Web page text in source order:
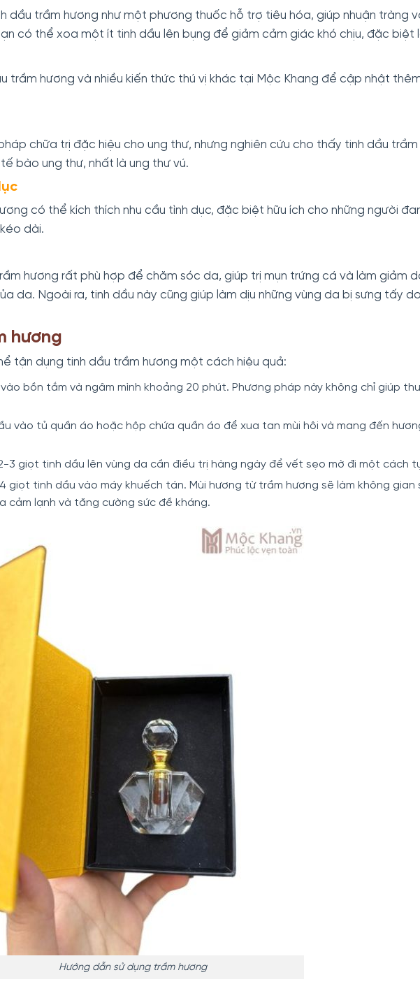
dầu trầm hương như một phương thuốc hỗ trợ tiêu hóa, giúp nhuận tràng
có thể xoa một ít tinh dầu lên bụng để giảm cảm giác khó chịu, đặc biệt
trầm hương và nhiều kiến thức thú vị khác tại Mộc Khang để cập nhật
chữa trị đặc hiệu cho ung thư, nhưng nghiên cứu cho thấy tinh dầu trầm
bào ung thư, nhất là ung thư vú.
có thể kích thích nhu cầu tình dục, đặc biệt hữu ích cho những người
dài.
hương rất phù hợp để chăm sóc da, giúp trị mụn trứng cá và làm giảm
da. Ngoài ra, tinh dầu này cũng giúp làm dịu những vùng da bị sưng tấy
hương
tận dụng tinh dầu trầm hương một cách hiệu quả:
bồn tắm và ngâm mình khoảng 20 phút. Phương pháp này không chỉ giúp
vào tủ quần áo hoặc hộp chứa quần áo để xua tan mùi hôi và mang đến
3 giọt tinh dầu lên vùng da cần điều trị hàng ngày để vết sẹo mờ đi một cách
giọt tinh dầu vào máy khuếch tán. Mùi hương từ trầm hương sẽ làm không gian
cảm lạnh và tăng cường sức đề kháng.
Hướng dẫn sử dụng trầm hương